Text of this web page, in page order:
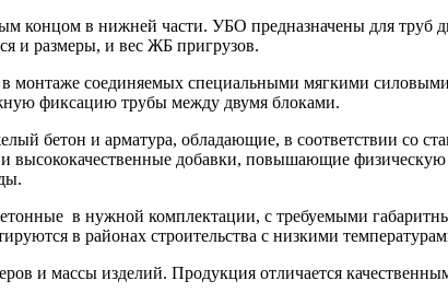
в нижней части. УБО предназначены для труб
и размеры, и вес ЖБ пригрузов.
монтаже соединяемых специальными мягкими
фиксацию трубы между двумя блоками.
бетон и арматура, обладающие, в соответствии со
высококачественные добавки, повышающие
в нужной комплектации, с требуемыми
в районах строительства с низкими
и массы изделий. Продукция отличается